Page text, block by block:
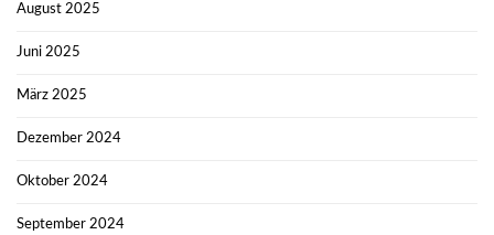
August 2025
Juni 2025
März 2025
Dezember 2024
Oktober 2024
September 2024